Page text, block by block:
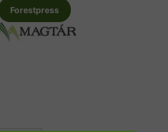
Forestpress